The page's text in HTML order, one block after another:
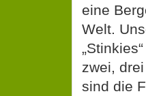
eine
Welt.
zwei,
sind die